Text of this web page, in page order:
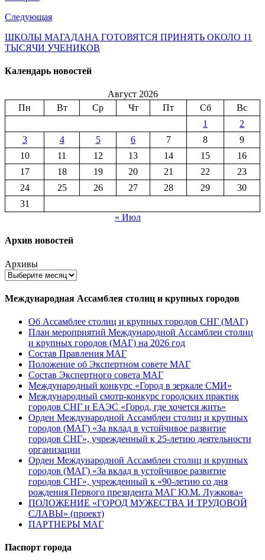
Следующая
ШКОЛЫ МАГАДАНА ГОТОВЯТСЯ ПРИНЯТЬ ОКОЛО 11
ТЫСЯЧИ УЧЕНИКОВ
Календарь новостей
Август 2026
Пн
Вт Ср Чт Пт Сб
Вс
1
2
3
4 5 6 7 8
9
10
11 12 13 14 15
16
17
18 19 20 21 22
23
24
25 26 27 28 29
30
31
« Июл
Архив новостей
Архивы
Международная Ассамблея столиц и крупных городов
Об Ассамблее столиц и крупных городов СНГ (МАГ)
План мероприятий Международной Ассамблеи столиц
и крупных городов (МАГ) на 2026 год
Состав Правления МАГ
Положение об Экспертном совете МАГ
Состав Экспертного совета МАГ
Международный конкурс «Город в зеркале СМИ»
Международный смотр-конкурс городских практик
городов СНГ и ЕАЭС «Город, где хочется жить»
Орден Международной Ассамблеи столиц и крупных
городов (МАГ) «За вклад в устойчивое развитие
городов СНГ», учрежденный к 25-летию деятельности
организации
Орден Международной Ассамблеи столиц и крупных
городов (МАГ) «За вклад в устойчивое развитие
городов СНГ», учрежденный к «90-летию со дня
рождения Первого президента МАГ Ю.М. Лужкова»
ПОЛОЖЕНИЕ «ГОРОД МУЖЕСТВА И ТРУДОВОЙ
СЛАВЫ» (проект)
ПАРТНЕРЫ МАГ
Паспорт города